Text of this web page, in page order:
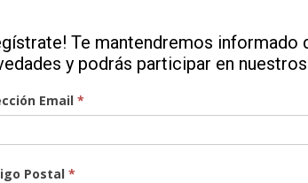
Mutant 38 de Osprey img587e1341ab6ff4.78882310
Te mantendremos informado
y podrás participar en
Email*
Postal*